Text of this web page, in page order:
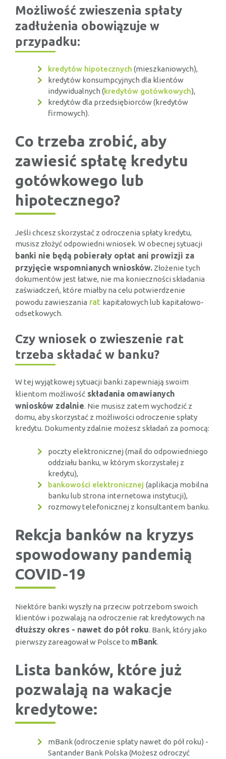
Możliwość zwieszenia spłaty
zadłużenia obowiązuje w
przypadku:
kredytów hipotecznych (mieszkaniowych),
kredytów konsumpcyjnych dla klientów
indywidualnych (kredytów gotówkowych),
kredytów dla przedsiębiorców (kredytów
firmowych).
Co trzeba zrobić, aby
zawiesić spłatę kredytu
gotówkowego lub
hipotecznego?
Jeśli chcesz skorzystać z odroczenia spłaty kredytu,
musisz złożyć odpowiedni wniosek. W obecnej sytuacji
banki nie będą pobierały opłat ani prowizji za
przyjęcie wspomnianych wniosków. Złożenie tych
dokumentów jest łatwe, nie ma konieczności składania
zaświadczeń, które miałby na celu potwierdzenie
powodu zawieszania rat kapitałowych lub kapitałowo-
odsetkowych.
Czy wniosek o zwieszenie rat
trzeba składać w banku?
W tej wyjątkowej sytuacji banki zapewniają swoim
klientom możliwość składania omawianych
wniosków zdalnie. Nie musisz zatem wychodzić z
domu, aby skorzystać z możliwości odroczenie spłaty
kredytu. Dokumenty zdalnie możesz składań za pomocą:
poczty elektronicznej (mail do odpowiedniego
oddziału banku, w którym skorzystałej z
kredytu),
bankowości elektronicznej (aplikacja mobilna
banku lub strona internetowa instytucji),
rozmowy telefonicznej z konsultantem banku.
Rekcja banków na kryzys
spowodowany pandemią
COVID-19
Niektóre banki wyszły na przeciw potrzebom swoich
klientów i pozwalają na odroczenie rat kredytowych na
dłuższy okres - nawet do pół roku. Bank, który jako
pierwszy zareagował w Polsce to mBank.
Lista banków, które już
pozwalają na wakacje
kredytowe:
mBank (odroczenie spłaty nawet do pół roku) -
Santander Bank Polska (Możesz odroczyć